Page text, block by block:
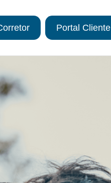
Portal Cliente